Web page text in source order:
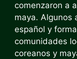
comenzaron a
maya. Algunos
español y
comunidades
coreanos y